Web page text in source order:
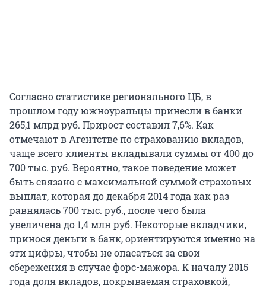
Согласно статистике регионального ЦБ, в
прошлом году южноуральцы принесли в банки
265,1 млрд руб. Прирост составил 7,6%. Как
отмечают в Агентстве по страхованию вкладов,
чаще всего клиенты вкладывали суммы от 400 до
700 тыс. руб. Вероятно, такое поведение может
быть связано с максимальной суммой страховых
выплат, которая до декабря 2014 года как раз
равнялась 700 тыс. руб., после чего была
увеличена до 1,4 млн руб. Некоторые вкладчики,
принося деньги в банк, ориентируются именно на
эти цифры, чтобы не опасаться за свои
сбережения в случае форс-мажора. К началу 2015
года доля вкладов, покрываемая страховкой,